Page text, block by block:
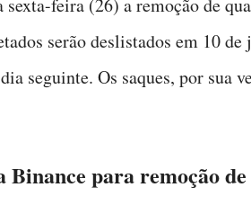
sexta-feira (26) a remoção de
serão deslistados em 10
seguinte. Os saques, por sua
para remoção